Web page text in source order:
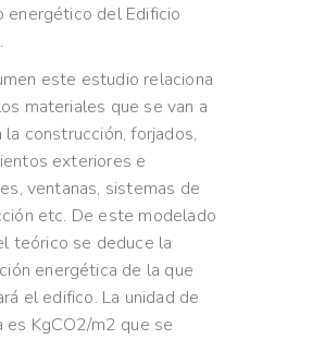
energético del Edificio
este estudio relaciona
materiales que se van a
la construcción, forjados,
exteriores e
ventanas, sistemas de
etc. De este modelado
teórico se deduce la
energética de la que
el edifico. La unidad de
es KgCO2/m2 que se